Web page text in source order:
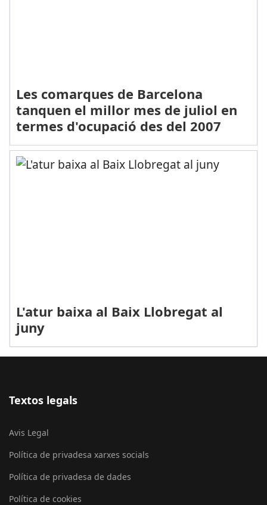
Les comarques de Barcelona
tanquen el millor mes de juliol en
termes d'ocupació des del 2007
L'atur baixa al Baix Llobregat al
juny
Textos legals
Avis Legal
Política de privadesa xarxes socials
Política de privadesa de dades
Política de cookies